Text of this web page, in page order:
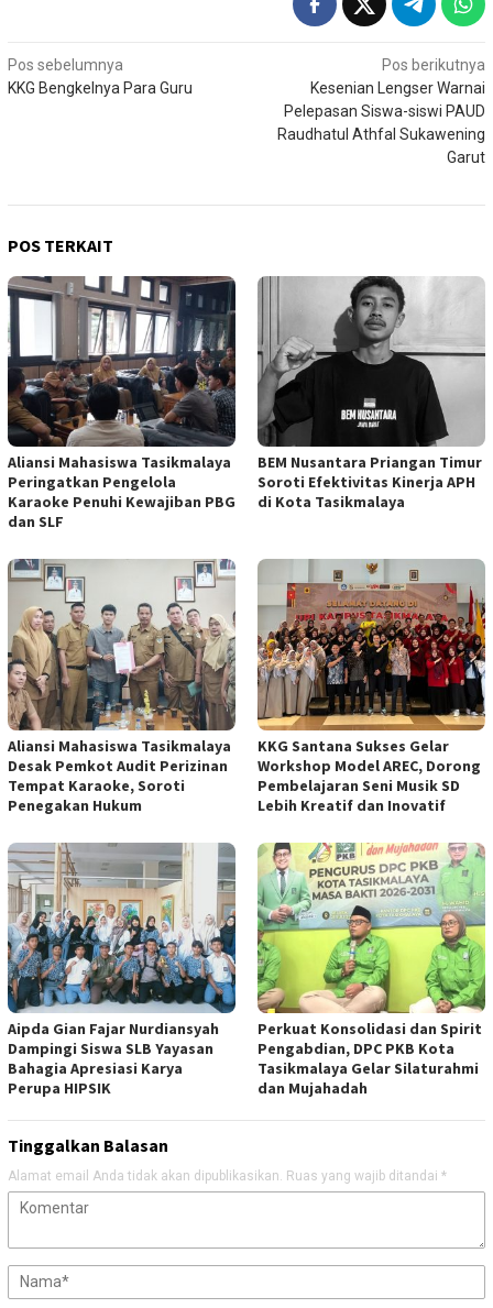
Navigasi
pos
Pos sebelumnya
KKG Bengkelnya Para Guru
Pos berikutnya
Kesenian Lengser Warnai
Pelepasan Siswa-siswi PAUD
Raudhatul Athfal Sukawening
Garut
POS TERKAIT
Aliansi Mahasiswa Tasikmalaya
Peringatkan Pengelola
Karaoke Penuhi Kewajiban PBG
dan SLF
BEM Nusantara Priangan Timur
Soroti Efektivitas Kinerja APH
di Kota Tasikmalaya
Aliansi Mahasiswa Tasikmalaya
Desak Pemkot Audit Perizinan
Tempat Karaoke, Soroti
Penegakan Hukum
KKG Santana Sukses Gelar
Workshop Model AREC, Dorong
Pembelajaran Seni Musik SD
Lebih Kreatif dan Inovatif
Aipda Gian Fajar Nurdiansyah
Dampingi Siswa SLB Yayasan
Bahagia Apresiasi Karya
Perupa HIPSIK
Perkuat Konsolidasi dan Spirit
Pengabdian, DPC PKB Kota
Tasikmalaya Gelar Silaturahmi
dan Mujahadah
Tinggalkan Balasan
Alamat email Anda tidak akan dipublikasikan. Ruas yang wajib ditandai *